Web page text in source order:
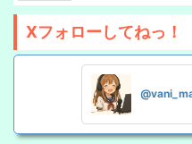
Xフォローしてねっ！